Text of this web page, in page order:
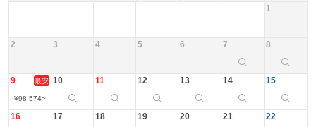
1
2 3 4 5 6 7 8
9 最安
¥98,574~
10 11 12 13 14 15
16 17 18 19 20 21 22